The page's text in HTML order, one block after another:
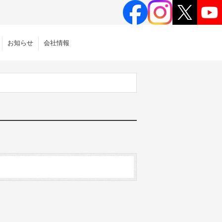
お知らせ 会社情報